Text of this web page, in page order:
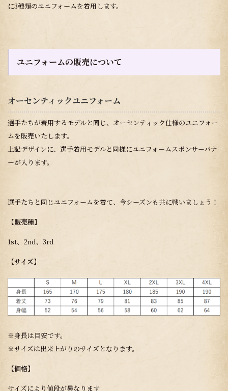
に3種類のユニフォームを着用します。
ユニフォームの販売について
オーセンティックユニフォーム
選手たちが着用するモデルと同じ、オーセンティック仕様のユニフォー
ムを販売いたします。
上記デザインに、選手着用モデルと同様にユニフォームスポンサーバナ
ーが入ります。
選手たちと同じユニフォームを着て、今シーズンも共に戦いましょう！
【販売種】
1st、2nd、3rd
【サイズ】
※身長は目安です。
※サイズは出来上がりのサイズとなります。
【価格】
サイズにより値段が異なります